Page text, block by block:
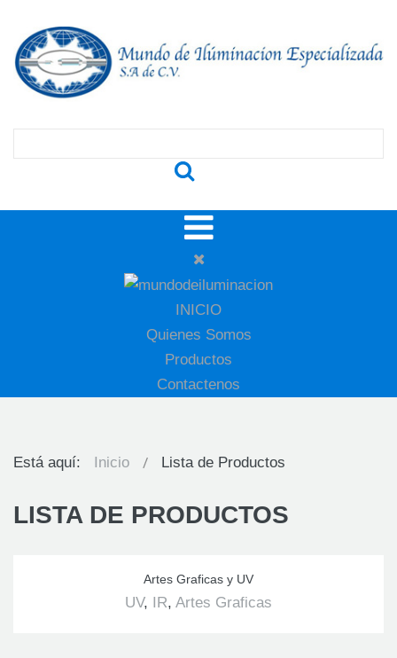
INICIO
Quienes Somos
Productos
Contactenos
Está aquí: Inicio Lista de Productos
LISTA DE PRODUCTOS
Artes Graficas y UV
UV, IR, Artes Graficas